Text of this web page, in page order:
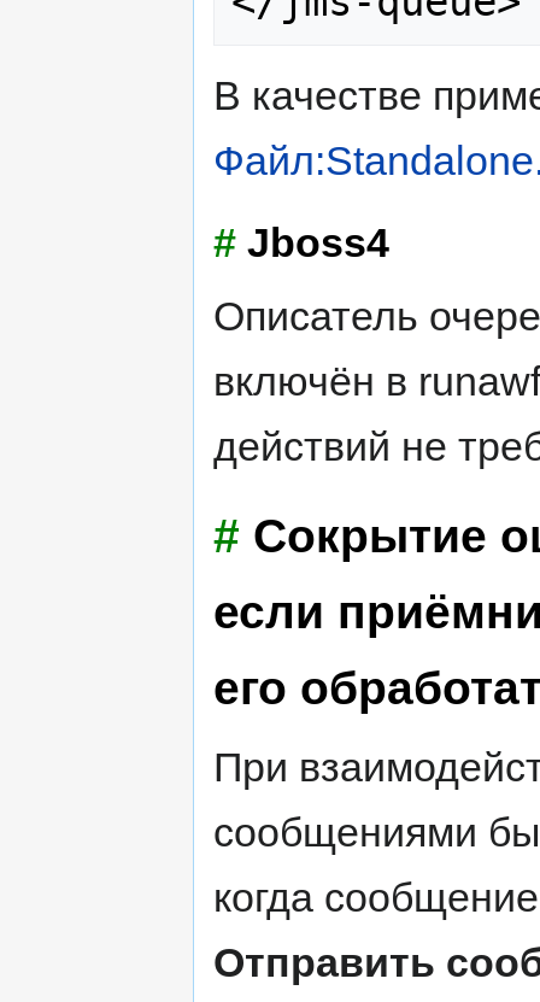
В качестве
# Jboss4
Описатель
включён в
действий не
# Сокрытие
если
его
При
сообщениями
когда
Отправить